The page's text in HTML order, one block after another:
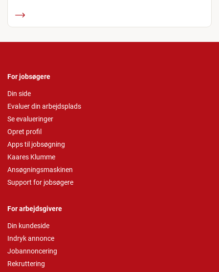
For jobsøgere
Din side
Evaluer din arbejdsplads
Se evalueringer
Opret profil
Apps til jobsøgning
Kaares Klumme
Ansøgningsmaskinen
Support for jobsøgere
For arbejdsgivere
Din kundeside
Indryk annonce
Jobannoncering
Rekruttering